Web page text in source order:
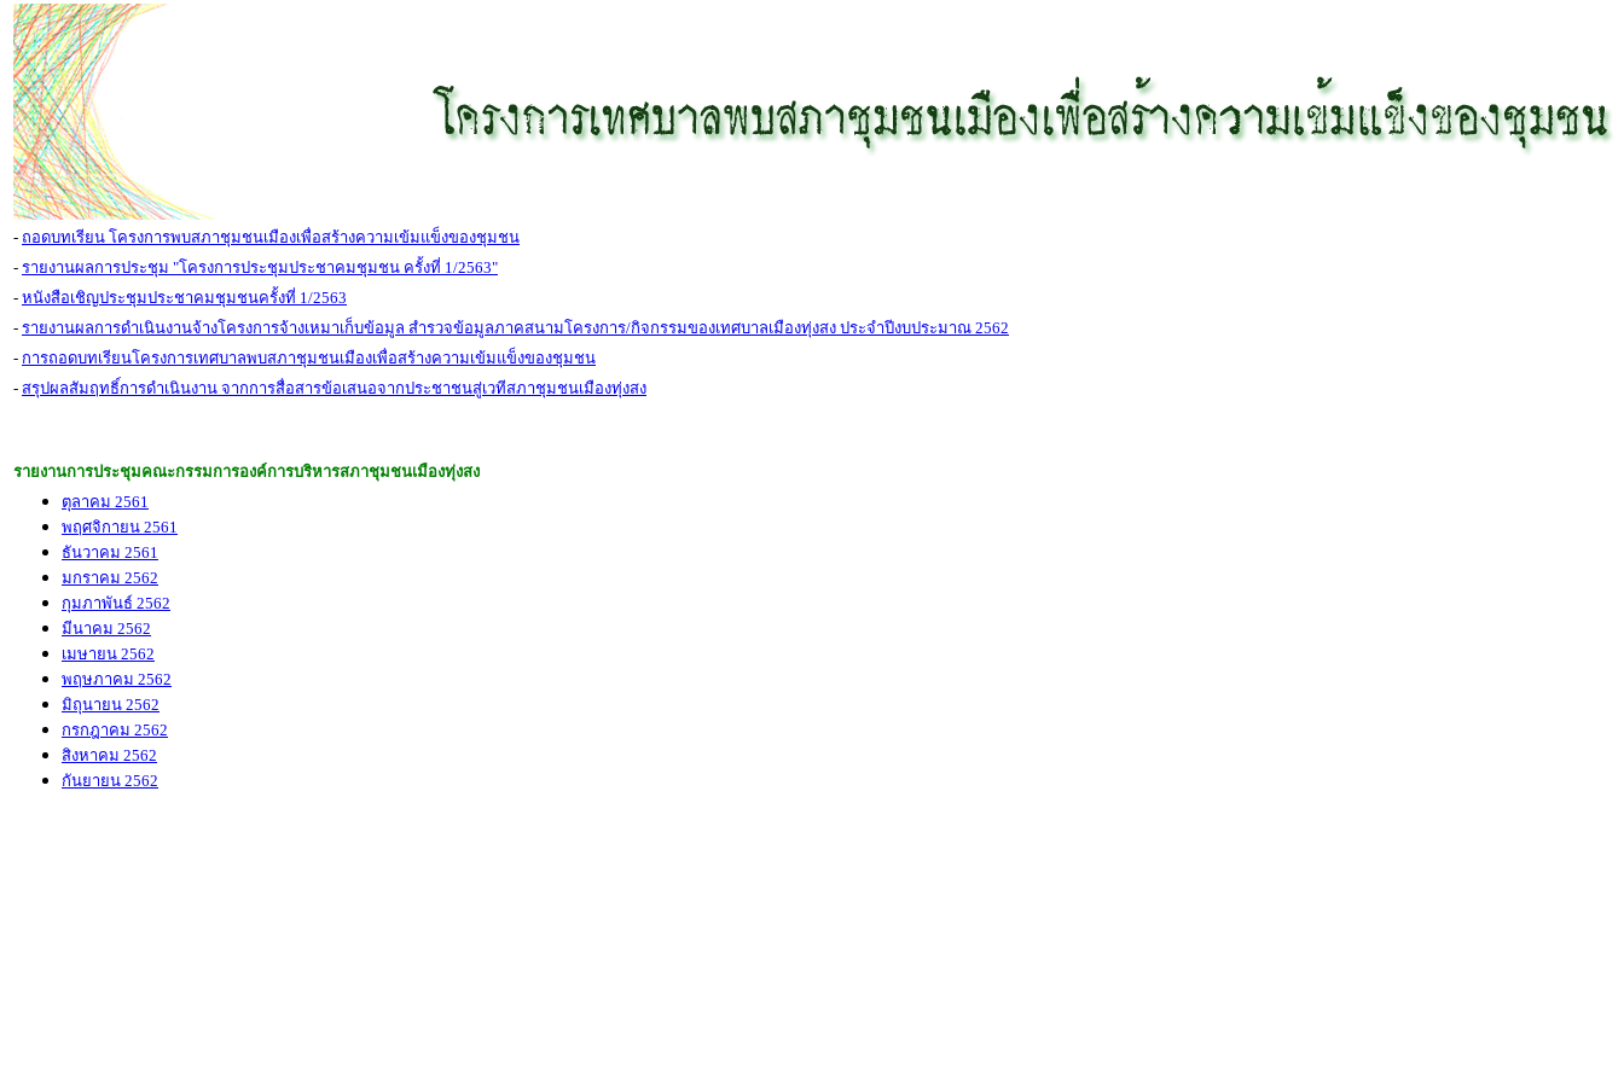
- ถอดบทเรียน โครงการพบสภาชุมชนเมืองเพื่อสร้างความเข้มแข็งของชุมชน
- รายงานผลการประชุม "โครงการประชุมประชาคมชุมชน ครั้งที่ 1/2563"
- หนังสือเชิญประชุมประชาคมชุมชนครั้งที่ 1/2563
- รายงานผลการดำเนินงานจ้างโครงการจ้างเหมาเก็บข้อมูล สำรวจข้อมูลภาคสนามโครงการ/กิจกรรมของเทศบาลเมืองทุ่งสง ประจำปีงบประมาณ 2562
- การถอดบทเรียนโครงการเทศบาลพบสภาชุมชนเมืองเพื่อสร้างความเข้มแข็งของชุมชน
- สรุปผลสัมฤทธิ์การดำเนินงาน จากการสื่อสารข้อเสนอจากประชาชนสู่เวทีสภาชุมชนเมืองทุ่งสง
รายงานการประชุมคณะกรรมการองค์การบริหารสภาชุมชนเมืองทุ่งสง
ตุลาคม 2561
พฤศจิกายน 2561
ธันวาคม 2561
มกราคม 2562
กุมภาพันธ์ 2562
มีนาคม 2562
เมษายน 2562
พฤษภาคม 2562
มิถุนายน 2562
กรกฎาคม 2562
สิงหาคม 2562
กันยายน 2562